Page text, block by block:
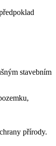
stavebním
přírody.